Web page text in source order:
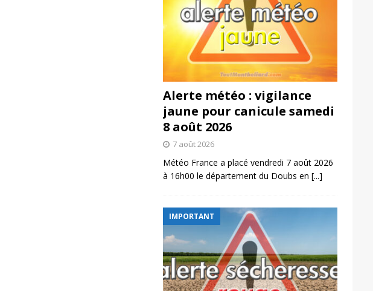
Alerte météo : vigilance
jaune pour canicule samedi
8 août 2026
7 août 2026
Météo France a placé vendredi 7 août 2026
à 16h00 le département du Doubs en [...]
IMPORTANT